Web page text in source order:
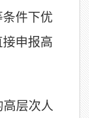
件下优
接申报高
层次人